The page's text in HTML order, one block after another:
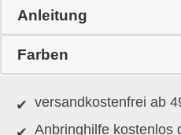
Anleitung
Farben
versandkostenfrei ab
Anbringhilfe kostenlos